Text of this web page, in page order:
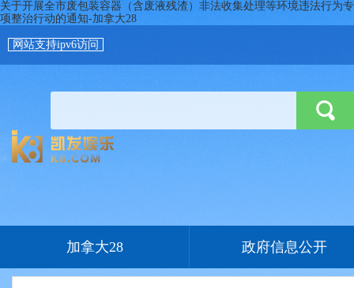
关于开展全市废包装容器（含废液残渣）非法收集处理等环境违法行为专
项整治行动的通知-加拿大28
网站支持ipv6访问
加拿大28 政府信息公开